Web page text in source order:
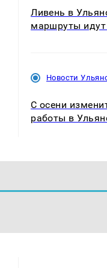
Ливень в
маршруты идут
Новости
С осени
работы в